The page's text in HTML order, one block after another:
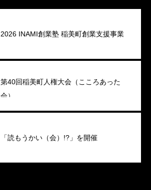
2026 INAMI創業塾 稲美町創業支援事業
第40回稲美町人権大会（こころあった
会）
「読もうかい（会）!?」を開催